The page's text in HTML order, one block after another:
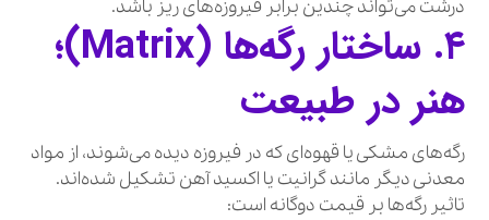
درشت می‌تواند چندین برابر فیروزه‌های ریز باشد.
۴. ساختار رگه‌ها (Matrix)؛
هنر در طبیعت
رگه‌های مشکی یا قهوه‌ای که در فیروزه دیده می‌شوند، از مواد
معدنی دیگر مانند گرانیت یا اکسید آهن تشکیل شده‌اند.
تاثیر رگه‌ها بر قیمت دوگانه است: